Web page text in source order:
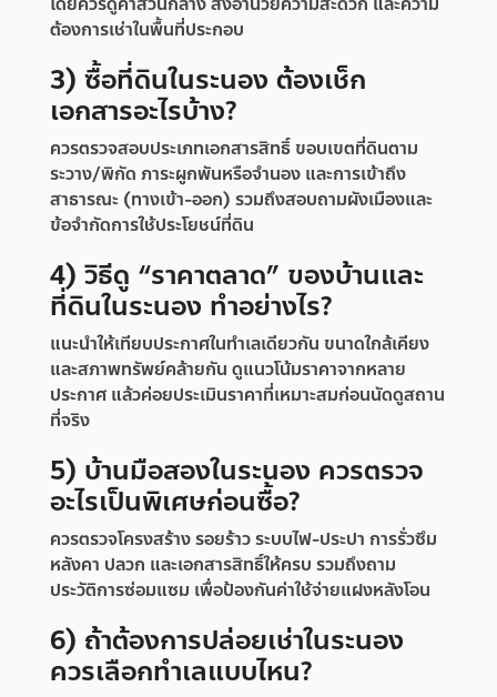
ต้องการเช่าในพื้นที่ประกอบ
3) ซื้อที่ดินในระนอง ต้องเช็ก
เอกสารอะไรบ้าง?
ควรตรวจสอบประเภทเอกสารสิทธิ์ ขอบเขตที่ดินตาม
ระวาง/พิกัด ภาระผูกพันหรือจำนอง และการเข้าถึง
สาธารณะ (ทางเข้า-ออก) รวมถึงสอบถามผังเมืองและ
ข้อจำกัดการใช้ประโยชน์ที่ดิน
4) วิธีดู “ราคาตลาด” ของบ้านและ
ที่ดินในระนอง ทำอย่างไร?
แนะนำให้เทียบประกาศในทำเลเดียวกัน ขนาดใกล้เคียง
และสภาพทรัพย์คล้ายกัน ดูแนวโน้มราคาจากหลาย
ประกาศ แล้วค่อยประเมินราคาที่เหมาะสมก่อนนัดดูสถาน
ที่จริง
5) บ้านมือสองในระนอง ควรตรวจ
อะไรเป็นพิเศษก่อนซื้อ?
ควรตรวจโครงสร้าง รอยร้าว ระบบไฟ-ประปา การรั่วซึม
หลังคา ปลวก และเอกสารสิทธิ์ให้ครบ รวมถึงถาม
ประวัติการซ่อมแซม เพื่อป้องกันค่าใช้จ่ายแฝงหลังโอน
6) ถ้าต้องการปล่อยเช่าในระนอง
ควรเลือกทำเลแบบไหน?